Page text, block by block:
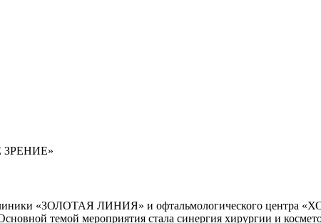
ЗРЕНИЕ»
клиники «ЗОЛОТАЯ ЛИНИЯ» и офтальмологического
темой мероприятия стала синергия хирургии и